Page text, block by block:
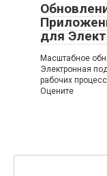
для
Масштабное
Электронная
рабочих
Оцените